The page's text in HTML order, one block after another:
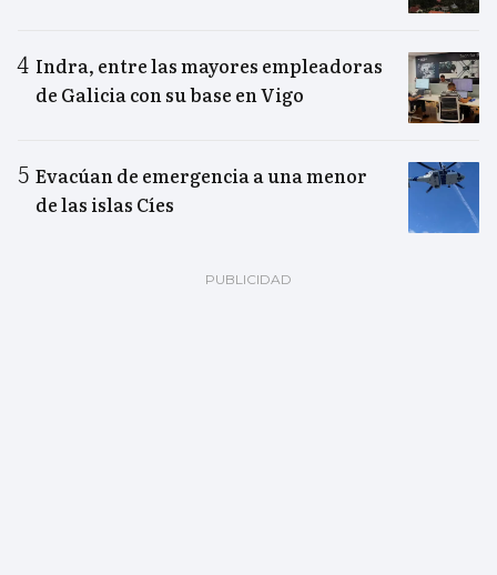
Indra, entre las mayores empleadoras
de Galicia con su base en Vigo
Evacúan de emergencia a una menor
de las islas Cíes